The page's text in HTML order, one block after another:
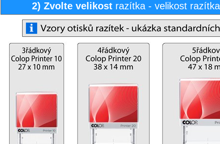
2) Zvolte velikost razítka - velikost